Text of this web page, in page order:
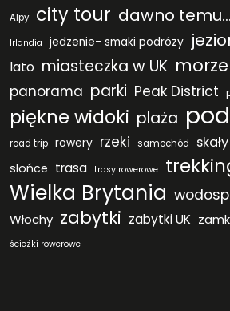
Alpy city tour dawno temu...
Irlandia jedzenie- smaki podróży
lato miasteczka w UK morze
panorama parki Peak District
piękne widoki plaża
road trip rowery rzeki samochód skały
słońce trasa trasy rowerowe
Wielka Brytania
Włochy zabytki zabytki UK
ścieżki rowerowe